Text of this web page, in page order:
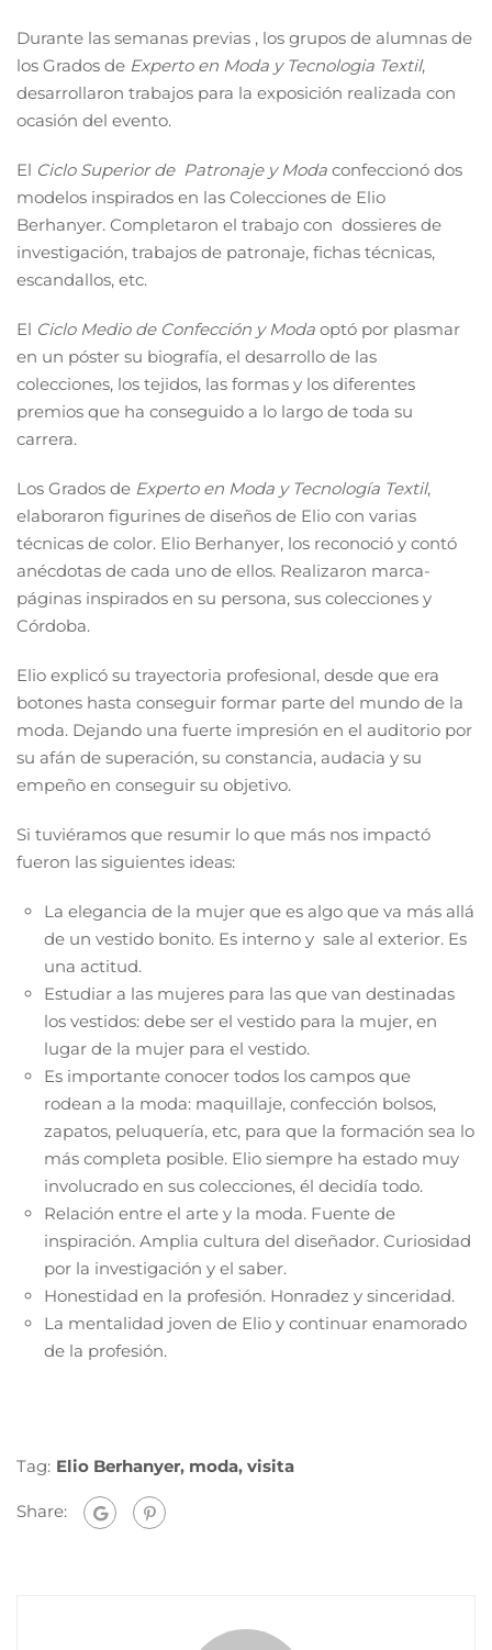
Durante las semanas previas , los grupos de alumnas de
los Grados de Experto en Moda y Tecnologia Textil,
desarrollaron trabajos para la exposición realizada con
ocasión del evento.
El Ciclo Superior de Patronaje y Moda confeccionó dos
modelos inspirados en las Colecciones de Elio
Berhanyer. Completaron el trabajo con dossieres de
investigación, trabajos de patronaje, fichas técnicas,
escandallos, etc.
El Ciclo Medio de Confección y Moda optó por plasmar
en un póster su biografía, el desarrollo de las
colecciones, los tejidos, las formas y los diferentes
premios que ha conseguido a lo largo de toda su
carrera.
Los Grados de Experto en Moda y Tecnología Textil,
elaboraron figurines de diseños de Elio con varias
técnicas de color. Elio Berhanyer, los reconoció y contó
anécdotas de cada uno de ellos. Realizaron marca-
páginas inspirados en su persona, sus colecciones y
Córdoba.
Elio explicó su trayectoria profesional, desde que era
botones hasta conseguir formar parte del mundo de la
moda. Dejando una fuerte impresión en el auditorio por
su afán de superación, su constancia, audacia y su
empeño en conseguir su objetivo.
Si tuviéramos que resumir lo que más nos impactó
fueron las siguientes ideas:
La elegancia de la mujer que es algo que va más allá
de un vestido bonito. Es interno y sale al exterior. Es
una actitud.
Estudiar a las mujeres para las que van destinadas
los vestidos: debe ser el vestido para la mujer, en
lugar de la mujer para el vestido.
Es importante conocer todos los campos que
rodean a la moda: maquillaje, confección bolsos,
zapatos, peluquería, etc, para que la formación sea lo
más completa posible. Elio siempre ha estado muy
involucrado en sus colecciones, él decidía todo.
Relación entre el arte y la moda. Fuente de
inspiración. Amplia cultura del diseñador. Curiosidad
por la investigación y el saber.
Honestidad en la profesión. Honradez y sinceridad.
La mentalidad joven de Elio y continuar enamorado
de la profesión.
Tag: Elio Berhanyer, moda, visita
Share: